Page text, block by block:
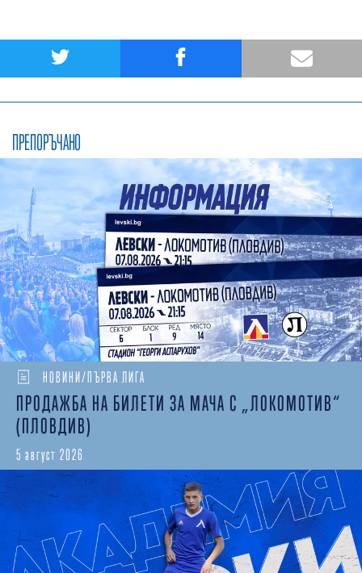
ПРЕПОРЪЧАНО
НОВИНИ/ПЪРВА ЛИГА
ПРОДАЖБА НА БИЛЕТИ ЗА МАЧА С „ЛОКОМОТИВ“
(ПЛОВДИВ)
5 август 2026